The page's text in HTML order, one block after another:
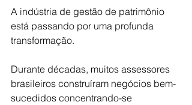
A indústria de gestão de patrimônio
está passando por uma profunda
transformação.
Durante décadas, muitos assessores
brasileiros construíram negócios bem-
sucedidos concentrando-se